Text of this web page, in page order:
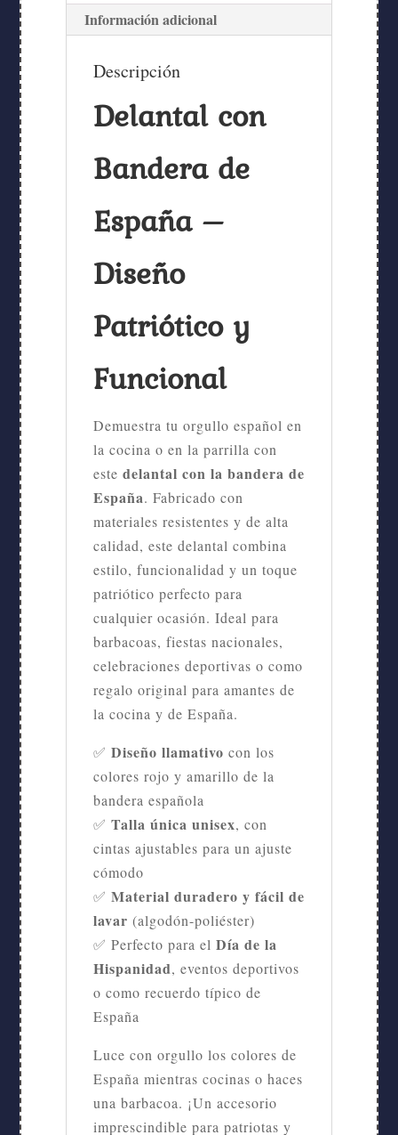
Información adicional
Descripción
Delantal con
Bandera de
España –
Diseño
Patriótico y
Funcional
Demuestra tu orgullo español en
la cocina o en la parrilla con
este delantal con la bandera de
España. Fabricado con
materiales resistentes y de alta
calidad, este delantal combina
estilo, funcionalidad y un toque
patriótico perfecto para
cualquier ocasión. Ideal para
barbacoas, fiestas nacionales,
celebraciones deportivas o como
regalo original para amantes de
la cocina y de España.
✅ Diseño llamativo con los
colores rojo y amarillo de la
bandera española
✅ Talla única unisex, con
cintas ajustables para un ajuste
cómodo
✅ Material duradero y fácil de
lavar (algodón-poliéster)
✅ Perfecto para el Día de la
Hispanidad, eventos deportivos
o como recuerdo típico de
España
Luce con orgullo los colores de
España mientras cocinas o haces
una barbacoa. ¡Un accesorio
imprescindible para patriotas y